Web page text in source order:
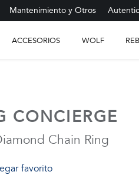
Mantenimiento y Otros
ACCESORIOS WOLF
CONCIERGE
Chain Ring
favorito
LISTA DE